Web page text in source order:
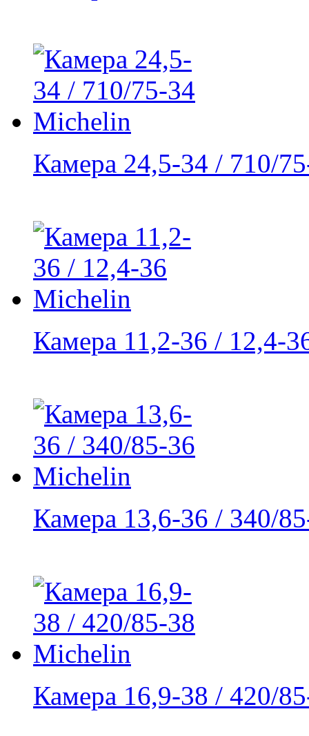
Камера 24,5-34 / 710/
Камера 11,2-36 / 12,4-
Камера 13,6-36 / 340/
Камера 16,9-38 / 420/